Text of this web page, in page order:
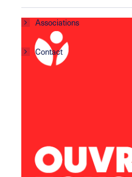
Associations
Contact
brest.horizons@leolagrange.org